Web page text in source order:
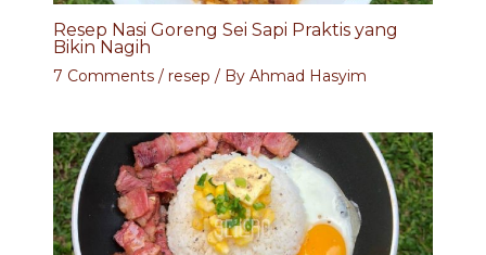
Resep Nasi Goreng Sei Sapi Praktis yang
Bikin Nagih
7 Comments / resep / By Ahmad Hasyim